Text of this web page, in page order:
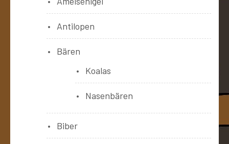
Antilopen
Bären
Koalas
Nasenbären
Biber